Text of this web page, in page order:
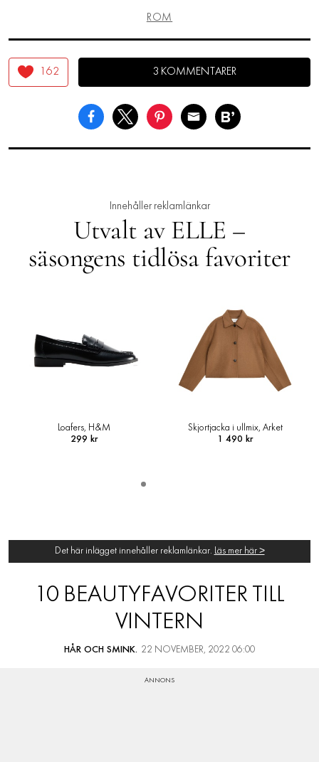
ROM
162 3 KOMMENTARER
Innehåller reklamlänkar
Utvalt av ELLE –
säsongens tidlösa favoriter
Skjortjacka i ullmix, Arket
1 490 kr
Topp, & Other Stories
690 kr
Det här inlägget innehåller reklamlänkar. Läs mer här >
10 BEAUTYFAVORITER TILL
VINTERN
HÅR OCH SMINK. 22 NOVEMBER, 2022 06:00